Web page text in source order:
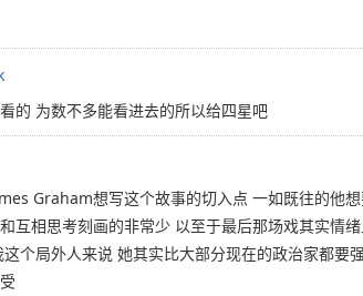
的 为数不多能看进去的所以给四星吧
Graham想写这个故事的切入点 一如既往的
互相思考刻画的非常少 以至于最后那场戏其实情
这个局外人来说 她其实比大部分现在的政治家都